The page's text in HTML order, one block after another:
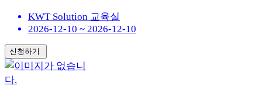
KWT Solution 교육실
2026-12-10 ~ 2026-12-10
신청하기